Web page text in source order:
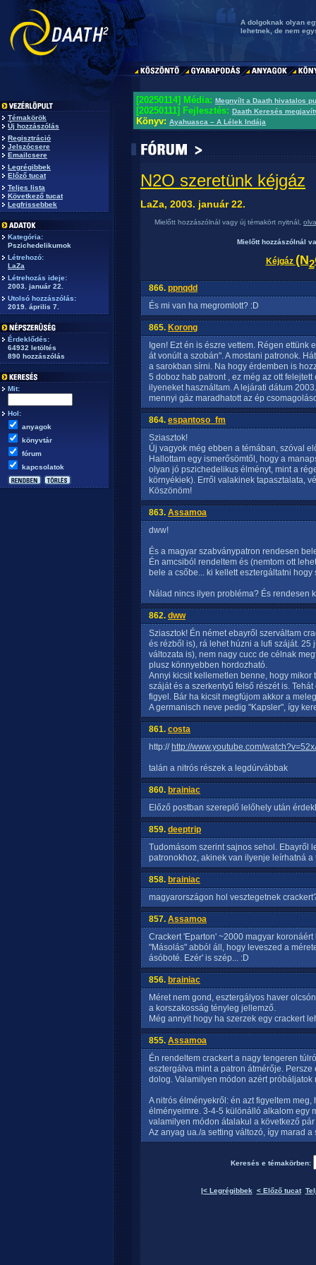
A dolgoknak olyan
lehetnek, de nem
Témakörök
Új hozzászólás
Regisztráció
Jelszócsere
Emailcsere
Legrégibbek
Előző tucat
Teljes lista
Következő tucat
Legfrissebbek
Kategória:
Pszichedelikumok
Létrehozó:
LaZa
Létrehozás ideje:
2003. január 22.
Utolsó hozzászólás:
2019. április 7.
Érdeklődés:
64932 letöltés
890 hozzászólás
Mit:
Hol:
anyagok
könyvtár
fórum
kapcsolatok
[20250114] Média: Megnyílt a Daath hivatalos
[20250111] Fejlesztés: Daath Keresés
Könyv: Ayahuasca – A Lélek Indája
N2O szeretünk kéjgáz
LaZa, 2003. január 22.
Mielőtt hozzászólnál vagy új témakört nyitnál,
Mielőtt hozzászólnál
Kéjgáz (N2
866. ppnqdd
És mi van ha megromlott? :D
865. Korong
Igen! Ezt én is észre vettem. Régen
át vonúlt a szobán". A mostani patronok.
a sarokban sírni. Na hogy érdemben is
5 doboz hab patront , ez még az ott
ilyeneket használtam. A lejárati dátum
mennyi gáz maradhatott az ép
864. espantoso_fm
Sziasztok!
Új vagyok még ebben a témában, szóval
Hallottam egy ismerősömtől, hogy a
olyan jó pszichedelikus élményt, mint a
környékiek). Erről valakinek tapasztalata,
Köszönöm!
863. Assamoa
dww!
És a magyar szabványpatron rendesen
Én amcsiból rendeltem és (nemtom ott
bele a csőbe... ki kellett esztergáltatni
Nálad nincs ilyen probléma? És rendesen
862. dww
Sziasztok! Én német ebayről szerváltam
és rézből is), rá lehet húzni a lufi száját.
változata is), nem nagy cucc de célnak
plusz könnyebben hordozható.
Annyi kicsit kellemetlen benne, hogy
száját és a szerkentyű felső részét is.
figyel. Bár ha kicsit megfújom akkor a
A germanisch neve pedig "Kapsler", így
861. costa
http:// http://www.youtube.com/
talán a nitrós részek a legdúrvábbak
860. brainiac
Előző postban szereplő lelőhely után
859. deeptrip
Tudomásom szerint sajnos sehol. Ebayről
patronokhoz, akinek van ilyenje leírhatná a
858. brainiac
magyarországon hol vesztegetnek
857. Assamoa
Crackert 'Eparton' ~2000 magyar
"Másolás" abból áll, hogy leveszed a
ásóboté. Ezér' is szép... :D
856. brainiac
Méret nem gond, esztergályos haver
a korszakosság tényleg jellemző.
Még annyit hogy ha szerzek egy crackert
855. Assamoa
Én rendeltem crackert a nagy tengeren
esztergálva mint a patron átmérője.
dolog. Valamilyen módon azért próbáljatok
A nitrós élményekről: én azt figyeltem
élményeimre. 3-4-5 különálló alkalom egy
valamilyen módon átalakul a következő
Az anyag ua./a setting változó, így marad a
Keresés e témakörben:
|< Legrégibbek < Előző tucat